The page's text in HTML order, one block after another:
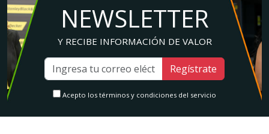
NEWSLETTER
Y RECIBE INFORMACIÓN DE VALOR
Regístrate
Acepto los términos y condiciones del servicio